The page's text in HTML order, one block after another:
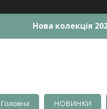
Нова колекція
Головна НОВИНКИ